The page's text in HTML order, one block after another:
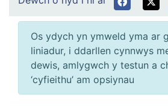
Os ydych yn ymweld yma ar
liniadur, i ddarllen cynnwys
dewis, amlygwch y testun a
‘cyfieithu’ am opsiynau